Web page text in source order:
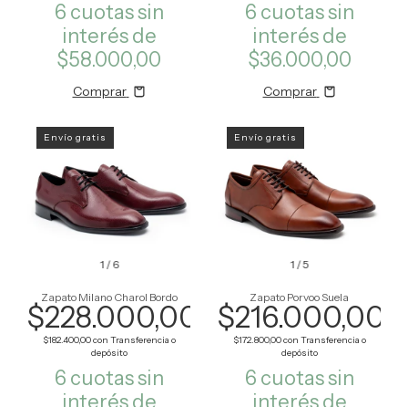
6 cuotas sin
interés de
$58.000,00
Comprar
6 cuotas sin
interés de
$36.000,00
Comprar
1 /6
Envío gratis
Zapato Milano Charol Bordo
$228.000,00
$182.400,00con Transferencia o
depósito
6 cuotas sin
interés de
1 /5
Envío gratis
Zapato Porvoo Suela
$216.000,00
$172.800,00con Transferencia o
depósito
6 cuotas sin
interés de